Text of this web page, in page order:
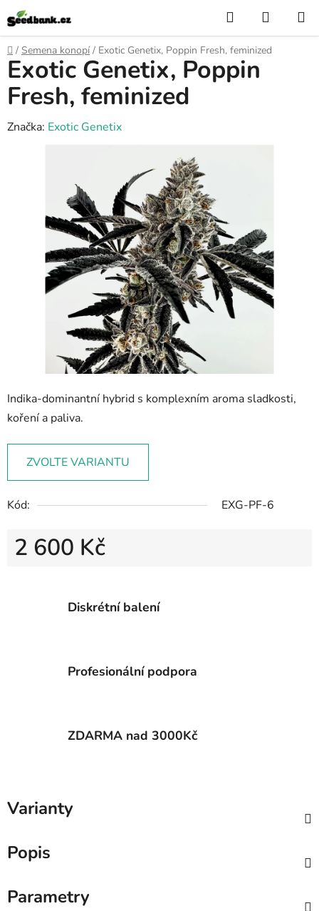
Přejít
na
obsah
Hledat
KOŠÍK
Domů
/ Semena konopí / Exotic Genetix, Poppin Fresh, feminized
Indika-dominantní hybrid s komplexním aroma sladkosti,
koření a paliva.
ZVOLTE VARIANTU
Kód: EXG-PF-6
2 600 Kč
Exotic Genetix, Poppin
Fresh, feminized
Značka: Exotic Genetix
Diskrétní balení
Profesionální podpora
ZDARMA nad 3000Kč
Varianty
Popis
Parametry